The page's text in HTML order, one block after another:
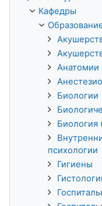
Кафедры
Анатомии
Биологии
Биология
психологии
Гигиены